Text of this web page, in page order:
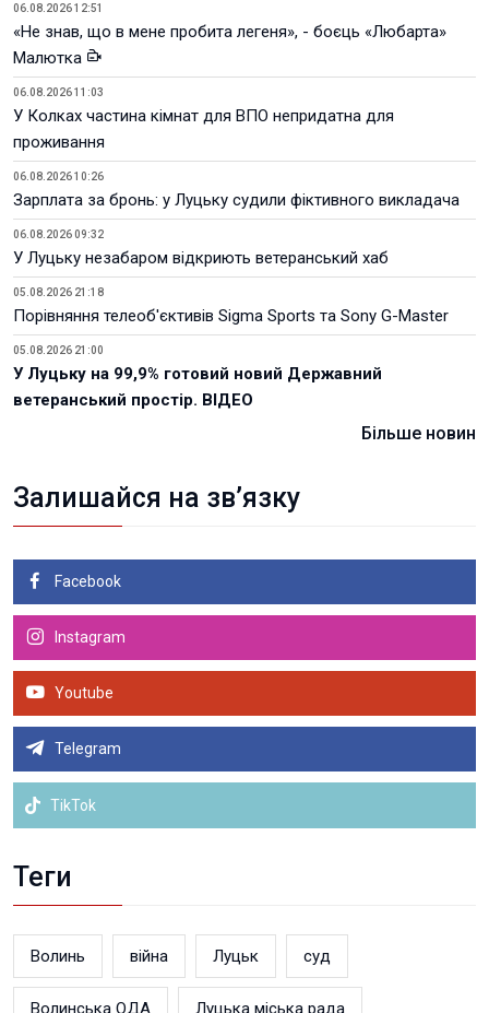
06.08.2026 12:51
«Не знав, що в мене пробита легеня», - боєць «Любарта»
Малютка
06.08.2026 11:03
У Колках частина кімнат для ВПО непридатна для
проживання
06.08.2026 10:26
Зарплата за бронь: у Луцьку судили фіктивного викладача
06.08.2026 09:32
У Луцьку незабаром відкриють ветеранський хаб
05.08.2026 21:18
Порівняння телеоб'єктивів Sigma Sports та Sony G-Master
05.08.2026 21:00
У Луцьку на 99,9% готовий новий Державний
ветеранський простір. ВІДЕО
Більше новин
Залишайся на зв’язку
Facebook
Instagram
Youtube
Telegram
TikTok
Теги
Волинь війна Луцьк суд
Волинська ОДА Луцька міська рада